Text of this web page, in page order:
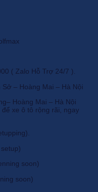
( Zalo Hỗ Trợ 24/7 ).
– Hoàng Mai – Hà Nội
Hoàng Mai – Hà Nội
xe ô tô rộng rãi, ngay
soon)
soon)